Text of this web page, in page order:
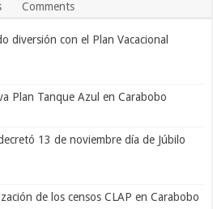
Comments
diversión con el Plan Vacacional
Plan Tanque Azul en Carabobo
13 de noviembre día de Júbilo
de los censos CLAP en Carabobo